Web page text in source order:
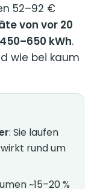
52–92 €
von vor 20
kWh.
wie bei kaum
: Sie laufen
rund um
~15–20 %